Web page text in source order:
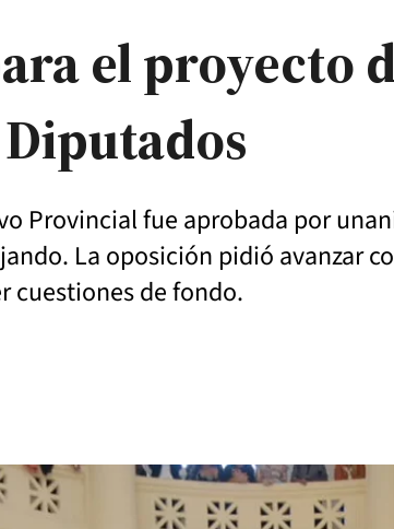
el proyecto
Provincial fue aprobada por
La oposición pidió avanzar
cuestiones de fondo.